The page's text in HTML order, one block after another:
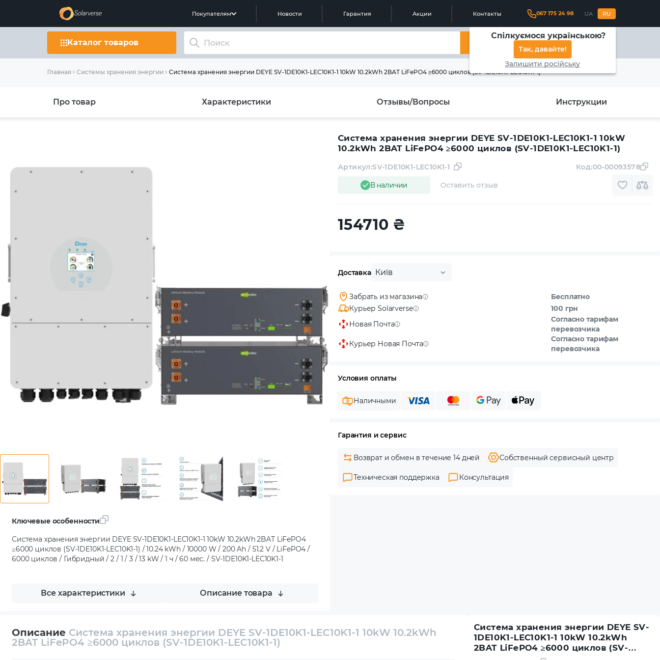
Покупателям Новости Гарантия Акции Контакты 067 175 24 98 UA RU
Спілкуємося українською?
Так, давайте!
Залишити російську
Каталог товаров
Главная Системы хранения энергии Система хранения энергии DEYE SV-1DE10K1-LEC10K1-1 10kW 10.2kWh 2BAT LiFePO4 ≥6000 циклов (SV-1DE10K1-LEC10K1-1)
Про товар Характеристики Отзывы/Вопросы Инструкции
Ключевые особенности
Система хранения энергии DEYE SV-1DE10K1-LEC10K1-1 10kW 10.2kWh 2BAT LiFePO4
≥6000 циклов (SV-1DE10K1-LEC10K1-1) / 10.24 kWh / 10000 W / 200 Ah / 51.2 V / LiFePO4 /
6000 циклов / Гибридный / 2 / 1 / 3 / 13 kW / 1 ч / 60 мес. / SV-1DE10K1-LEC10K1-1
Все характеристики Описание товара
Система хранения энергии DEYE SV-1DE10K1-LEC10K1-1 10kW
10.2kWh 2BAT LiFePO4 ≥6000 циклов (SV-1DE10K1-LEC10K1-1)
В наличии
Артикул:SV-1DE10K1-LEC10K1-1
Оставить отзыв
Код:00-00093578
154710 ₴
Доставка Київ
Забрать из магазина
Бесплатно
Курьер Solarverse
100 грн
Новая Почта
Согласно тарифам
перевозчика
Курьер Новая Почта
Согласно тарифам
перевозчика
Условия оплаты
Наличными
Гарантия и сервис
Возврат и обмен в течение 14 дней Собственный сервисный центр
Техническая поддержка Консультация
Описание Система хранения энергии DEYE SV-1DE10K1-LEC10K1-1 10kW 10.2kWh
2BAT LiFePO4 ≥6000 циклов (SV-1DE10K1-LEC10K1-1)
Система хранения энергии DEYE SV-
1DE10K1-LEC10K1-1 10kW 10.2kWh
2BAT LiFePO4 ≥6000 циклов (SV-
1DE10K1-LEC10K1-1)